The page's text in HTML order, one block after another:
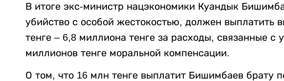
В итоге экс-министр нацэкономики Куандык
убийство с особой жестокостью, должен выплатить
тенге – 6,8 миллиона тенге за расходы, связанные с
миллионов тенге моральной компенсации.
О том, что 16 млн тенге выплатит Бишимбаев брату